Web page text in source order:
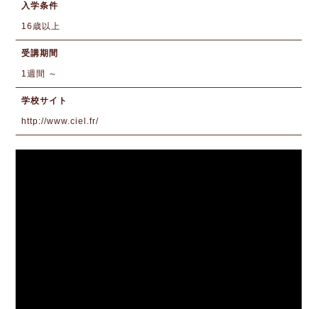
入学条件
16歳以上
受講期間
1週間 ～
学校サイト
http://www.ciel.fr/